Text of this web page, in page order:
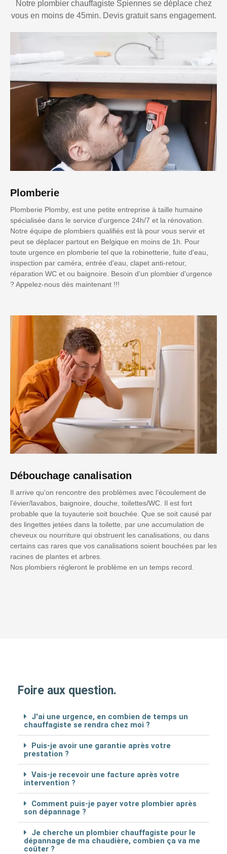
Notre plombier chauffagiste Spiennes se déplace chez
vous en moins de 45min. Devis gratuit sans engagement.
Plomberie
Plomberie Plomby, est une petite entreprise à taille humaine
spécialisée dans le service d’urgence 24h/7 et la rénovation.
Notre équipe de plombiers qualifiés est là pour vous servir et
peut se déplacer partout en Belgique en moins de 1h. Pour
toute urgence en plomberie tel que la robinetterie, fuite d'eau,
inspection par caméra, entrée d'eau, clapet anti-retour,
réparation WC et ou baignoire. Besoin d'un plombier d'urgence
? Appelez-nous dès maintenant !!!
Débouchage canalisation
Il arrive qu'on rencontre des problèmes avec l’écoulement de
l’évier/lavabos, baignoire, douche, toilettes/WC. Il est fort
probable que la tuyauterie soit bouchée. Que se soit causé par
des lingettes jetées dans la toilette, par une accumulation de
cheveux ou nourriture qui obstruent les canalisations, ou dans
certains cas rares que vos canalisations soient bouchées par les
racines de plantes et arbres.
Nos plombiers régleront le problème en un temps record.
Foire aux question.
J'ai une urgence, en combien de temps un
chauffagiste se rendra chez moi ?
Puis-je avoir une garantie après votre
prestation ?
Vais-je recevoir une facture après votre
intervention ?
Comment puis-je payer votre plombier après
son dépannage ?
Je cherche un plombier chauffagiste pour le
dépannage de ma chaudière, combien ça va me
coûter ?